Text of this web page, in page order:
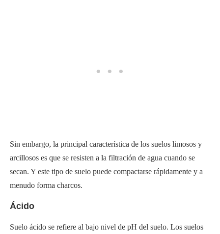
Sin embargo, la principal característica de los suelos limosos y
arcillosos es que se resisten a la filtración de agua cuando se
secan. Y este tipo de suelo puede compactarse rápidamente y a
menudo forma charcos.
Ácido
Suelo ácido se refiere al bajo nivel de pH del suelo. Los suelos